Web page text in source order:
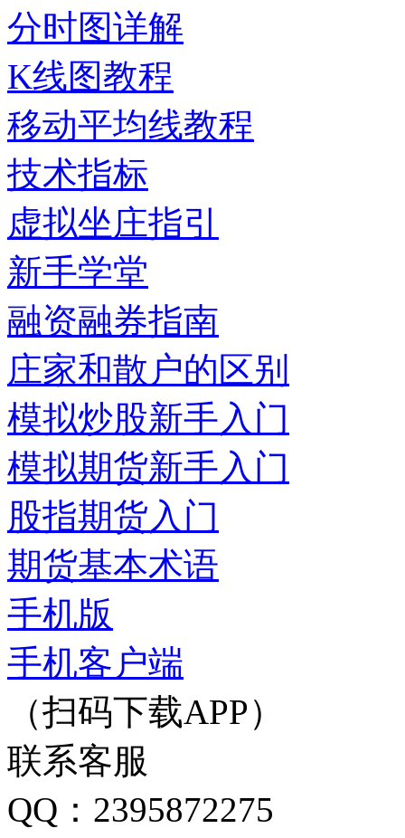
分时图详解
K线图教程
移动平均线教程
技术指标
虚拟坐庄指引
新手学堂
融资融券指南
庄家和散户的区别
模拟炒股新手入门
模拟期货新手入门
股指期货入门
期货基本术语
手机版
手机客户端
（扫码下载APP）
联系客服
QQ：2395872275